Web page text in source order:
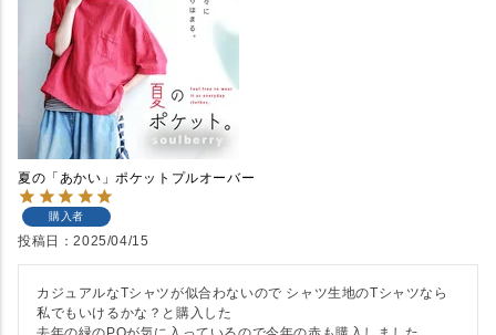
夏の「あかい」ポケットプルオーバー
購入者
投稿日 2025/04/15
カジュアルなTシャツが似合わないので シャツ生地のTシャツなら
私でもいけるかな？と購入した